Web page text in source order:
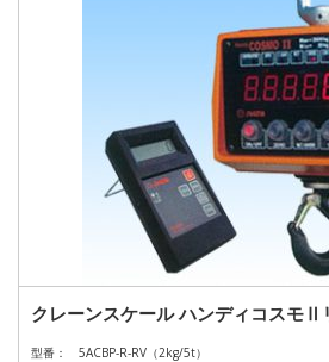
クレーンスケール ハンディコスモⅡ
型番：
5ACBP-R-RV（2kg/5t）